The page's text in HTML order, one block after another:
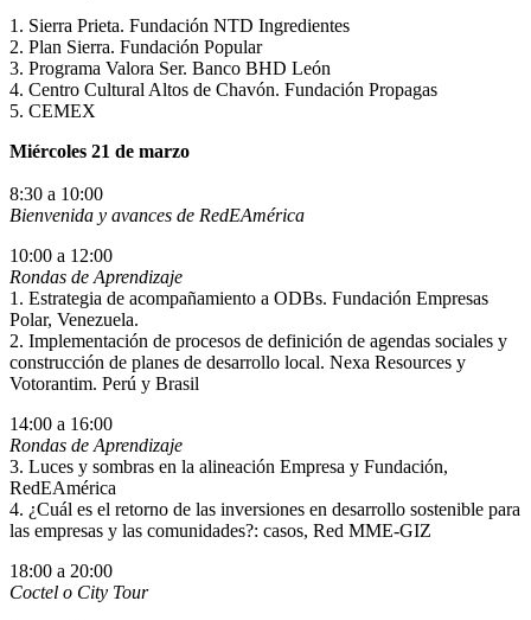
1. Sierra Prieta. Fundación NTD Ingredientes
2. Plan Sierra. Fundación Popular
3. Programa Valora Ser. Banco BHD León
4. Centro Cultural Altos de Chavón. Fundación Propagas
5. CEMEX
Miércoles 21 de marzo
8:30 a 10:00
Bienvenida y avances de RedEAmérica
10:00 a 12:00
Rondas de Aprendizaje
1. Estrategia de acompañamiento a ODBs. Fundación Empresas
Polar, Venezuela.
2. Implementación de procesos de definición de agendas sociales y
construcción de planes de desarrollo local. Nexa Resources y
Votorantim. Perú y Brasil
14:00 a 16:00
Rondas de Aprendizaje
3. Luces y sombras en la alineación Empresa y Fundación,
RedEAmérica
4. ¿Cuál es el retorno de las inversiones en desarrollo sostenible para
las empresas y las comunidades?: casos, Red MME-GIZ
18:00 a 20:00
Coctel o City Tour